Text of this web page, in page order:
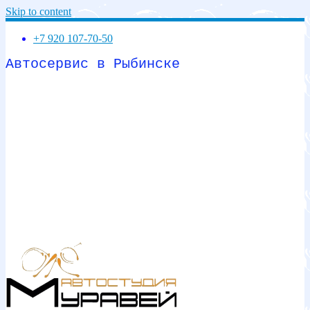
Skip to content
+7 920 107-70-50
Автосервис в Рыбинске